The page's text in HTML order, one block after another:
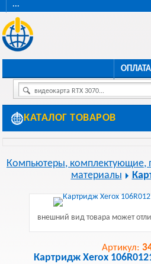
···
видеокарта RTX 3070...
КАТАЛОГ ТОВАРОВ
Компьютеры, комплектующие,
материалы
внешний вид товара может
Артикул:
Картридж Xerox